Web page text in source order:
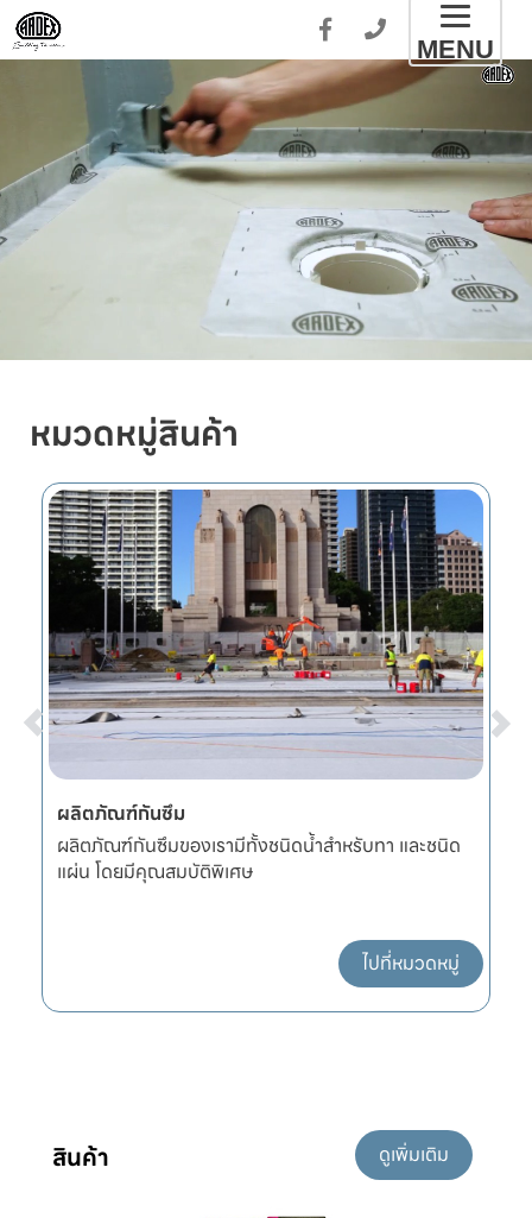
MENU
หมวดหมู่สินค้า
ผลิตภัณฑ์กันซึม
ผลิตภัณฑ์กันซึมของเรามีทั้งชนิดน้ำสำหรับทา และชนิด
แผ่น โดยมีคุณสมบัติพิเศษ
ไปที่หมวดหมู่
สินค้า ดูเพิ่มเติม